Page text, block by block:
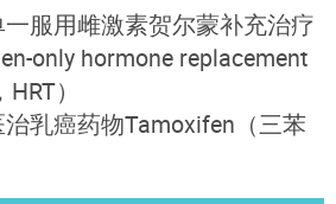
服用雌激素贺尔蒙补充治疗
only hormone replacement
， HRT）
治乳癌药物Tamoxifen（三苯